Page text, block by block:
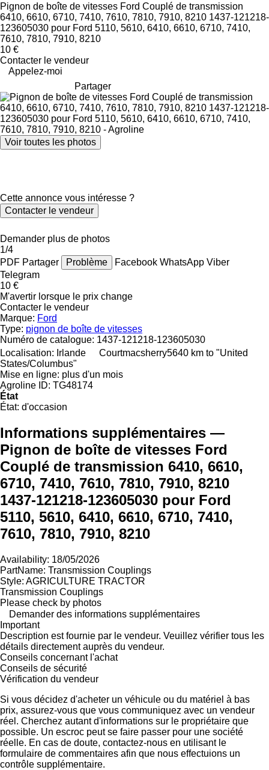
Pignon de boîte de vitesses Ford Couplé de transmission
6410, 6610, 6710, 7410, 7610, 7810, 7910, 8210 1437-121218-
123605030 pour Ford 5110, 5610, 6410, 6610, 6710, 7410,
7610, 7810, 7910, 8210
10 €
Contacter le vendeur
Appelez-moi
Partager
Voir toutes les photos
Cette annonce vous intéresse ?
Contacter le vendeur
Demander plus de photos
1/4
PDF Partager Problème Facebook WhatsApp Viber
Telegram
10 €
M'avertir lorsque le prix change
Contacter le vendeur
Marque: Ford
Type: pignon de boîte de vitesses
Numéro de catalogue: 1437-121218-123605030
Localisation: Irlande Courtmacsherry5640 km to "United
States/Columbus"
Mise en ligne: plus d'un mois
Agroline ID: TG48174
État
État: d'occasion
Informations supplémentaires —
Pignon de boîte de vitesses Ford
Couplé de transmission 6410, 6610,
6710, 7410, 7610, 7810, 7910, 8210
1437-121218-123605030 pour Ford
5110, 5610, 6410, 6610, 6710, 7410,
7610, 7810, 7910, 8210
Availability: 18/05/2026
PartName: Transmission Couplings
Style: AGRICULTURE TRACTOR
Transmission Couplings
Please check by photos
Demander des informations supplémentaires
Important
Description est fournie par le vendeur. Veuillez vérifier tous les
détails directement auprès du vendeur.
Conseils concernant l'achat
Conseils de sécurité
Vérification du vendeur
Si vous décidez d'acheter un véhicule ou du matériel à bas
prix, assurez-vous que vous communiquez avec un vendeur
réel. Cherchez autant d'informations sur le propriétaire que
possible. Un escroc peut se faire passer pour une société
réelle. En cas de doute, contactez-nous en utilisant le
formulaire de commentaires afin que nous effectuions un
contrôle supplémentaire.